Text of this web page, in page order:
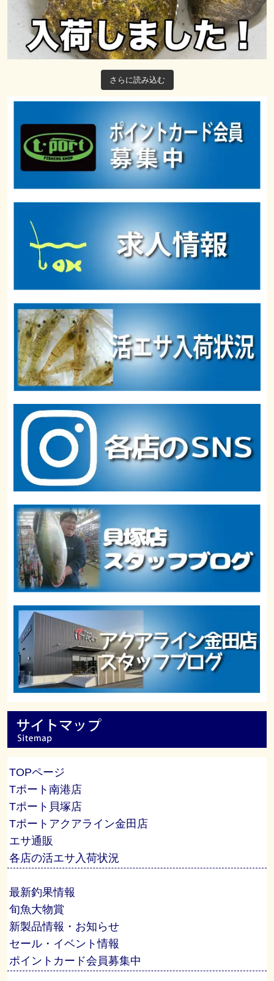
さらに読み込む
TOPページ
Tポート南港店
Tポート貝塚店
Tポートアクアライン金田店
エサ通販
各店の活エサ入荷状況
最新釣果情報
旬魚大物賞
新製品情報・お知らせ
セール・イベント情報
ポイントカード会員募集中